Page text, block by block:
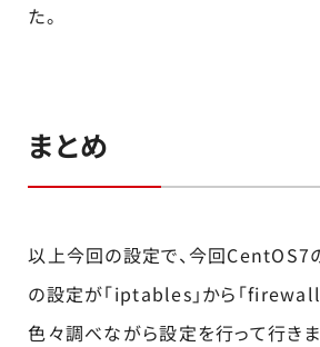
た。
まとめ
以上今回の設定で、今回CentOS7
の設定が「iptables」から「
色々調べながら設定を行って行きま